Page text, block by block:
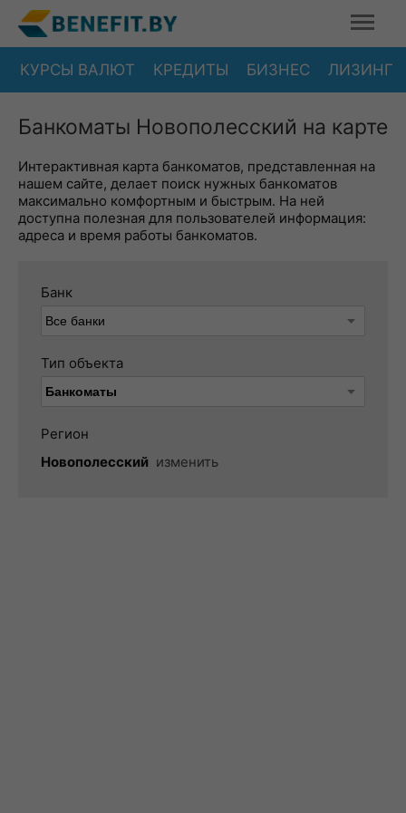
КУРСЫ ВАЛЮТ КРЕДИТЫ БИЗНЕС ЛИЗИНГ
Банкоматы Новополесский на карте
Интерактивная карта банкоматов, представленная на
нашем сайте, делает поиск нужных банкоматов
максимально комфортным и быстрым. На ней
доступна полезная для пользователей информация:
адреса и время работы банкоматов.
Банк
Тип объекта
Регион
Новополесский изменить